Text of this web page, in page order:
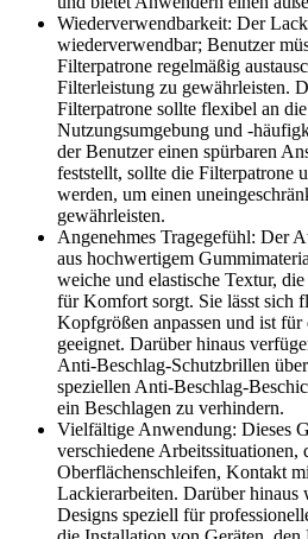
Wiederverwendbarkeit: Der
wiederverwendbar; Benutzer
Filterpatrone regelmäßig
Filterleistung zu gewährleisten.
Filterpatrone sollte flexibel an
Nutzungsumgebung und -
der Benutzer einen spürbaren
feststellt, sollte die Filterpatrone
werden, um einen
gewährleisten.
Angenehmes Tragegefühl: Der
aus hochwertigem
weiche und elastische Textur,
für Komfort sorgt. Sie lässt sich
Kopfgrößen anpassen und ist für
geeignet. Darüber hinaus
Anti-Beschlag-Schutzbrillen
speziellen Anti-Beschlag-
ein Beschlagen zu verhindern.
Vielfältige Anwendung: Dieses
verschiedene Arbeitssituationen,
Oberflächenschleifen, Kontakt
Lackierarbeiten. Darüber hinaus
Designs speziell für